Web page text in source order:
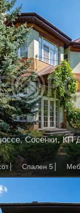
Сосенки, КП
Спален 5